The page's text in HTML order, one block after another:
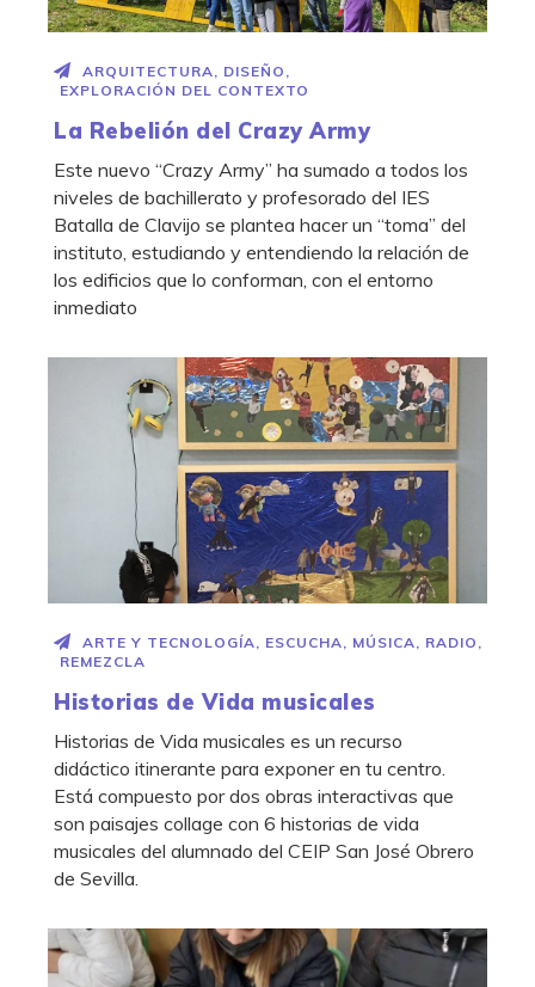
ARQUITECTURA, DISEÑO ,
EXPLORACIÓN DEL CONTEXTO
La Rebelión del Crazy Army
Este nuevo “Crazy Army” ha sumado a todos los
niveles de bachillerato y profesorado del IES
Batalla de Clavijo se plantea hacer un “toma” del
instituto, estudiando y entendiendo la relación de
los edificios que lo conforman, con el entorno
inmediato
ARTE Y TECNOLOGÍA, ESCUCHA, MÚSICA, RADIO ,
REMEZCLA
Historias de Vida musicales
Historias de Vida musicales es un recurso
didáctico itinerante para exponer en tu centro.
Está compuesto por dos obras interactivas que
son paisajes collage con 6 historias de vida
musicales del alumnado del CEIP San José Obrero
de Sevilla.